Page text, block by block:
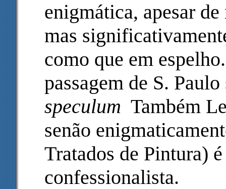
enigmática, apesar
mas
como que em
passagem de S.
speculum Também
senão
Tratados de Pintura)
confessionalista.